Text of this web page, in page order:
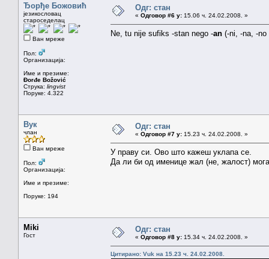
Ђорђе Божовић
језикословац
староседелац
Ван мреже
Пол:
Организација:
Име и презиме:
Đorđe Božović
Струка: lingvist
Поруке: 4.322
Одг: стан
« Одговор #6 у: 15.06 ч. 24.02.2008. »
Ne, tu nije sufiks -stan nego -an (-ni, -na, -
Вук
члан
Ван мреже
Пол:
Организација:
Име и презиме:
Поруке: 194
Одг: стан
« Одговор #7 у: 15.23 ч. 24.02.2008. »
У праву си. Ово што кажеш уклапа се.
Да ли би од именице жал (не, жалост)
Miki
Гост
Одг: стан
« Одговор #8 у: 15.34 ч. 24.02.2008. »
Цитирано: Vuk на 15.23 ч. 24.02.2008.